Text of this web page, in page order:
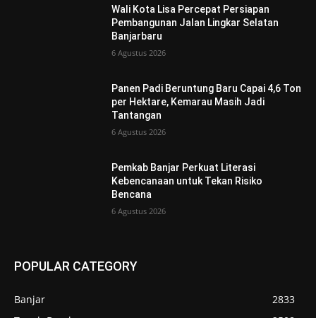
Wali Kota Lisa Percepat Persiapan
Pembangunan Jalan Lingkar Selatan
Banjarbaru
6 Agustus 2026
Panen Padi Beruntung Baru Capai 4,6 Ton
per Hektare, Kemarau Masih Jadi
Tantangan
6 Agustus 2026
Pemkab Banjar Perkuat Literasi
Kebencanaan untuk Tekan Risiko
Bencana
6 Agustus 2026
POPULAR CATEGORY
Banjar
2833